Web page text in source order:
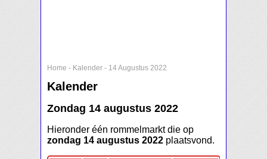
Home - Kalender - 14 Augustus 2022
Kalender
Zondag 14 augustus 2022
Hieronder één rommelmarkt die op
zondag 14 augustus 2022 plaatsvond.